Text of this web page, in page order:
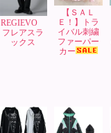
REGIEVO
フレアスラ
ックス
【ＳＡＬ
Ｅ！】トラ
イバル刺繍
ファーパー
カー